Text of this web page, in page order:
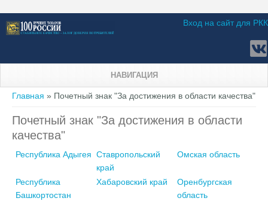
Вход на сайт для РКК
НАВИГАЦИЯ
Вы здесь
Главная » Почетный знак "За достижения в области качества"
Почетный знак "За достижения в области
качества"
Республика Адыгея Ставропольский
край
Омская область
Республика
Башкортостан
Хабаровский край
Оренбургская
область